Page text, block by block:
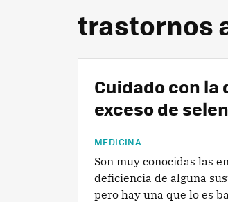
trastornos
Cuidado con la
exceso de
MEDICINA
Son muy conocidas las
deficiencia de alguna
pero hay una que lo es